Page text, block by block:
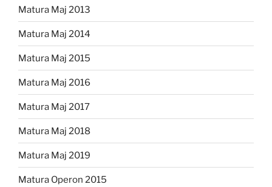
Matura Maj 2013
Matura Maj 2014
Matura Maj 2015
Matura Maj 2016
Matura Maj 2017
Matura Maj 2018
Matura Maj 2019
Matura Operon 2015